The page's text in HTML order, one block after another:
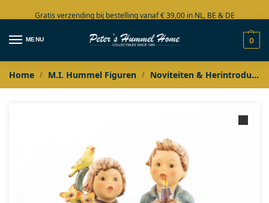
Gratis verzending bij bestelling vanaf € 39,00 in NL, BE & DE
Grote collectie in voorraad
MENU 0
Home / M.I. Hummel Figuren / Noviteiten & Herintroducties